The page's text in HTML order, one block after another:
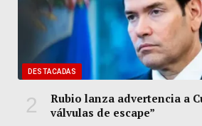
DESTACADAS
Rubio lanza advertencia a
válvulas de escape”